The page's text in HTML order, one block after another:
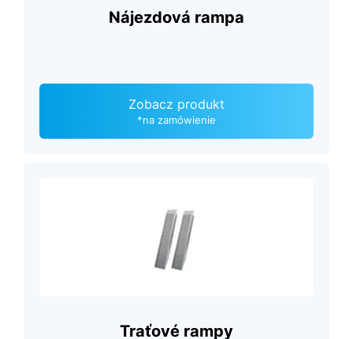
Nájezdová rampa
Zobacz produkt
*na zamówienie
Traťové rampy